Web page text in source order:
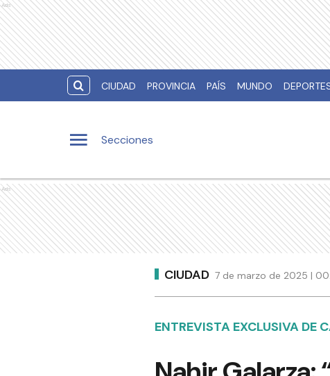
Ads
CIUDAD PROVINCIA PAÍS MUNDO
Secciones
Ads
CIUDAD 7 de marzo de 2025 |
ENTREVISTA EXCLUSIVA DE